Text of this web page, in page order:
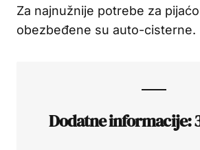
Za najnužnije potrebe za
obezbeđene su auto-cisterne.
Dodatne informacije: